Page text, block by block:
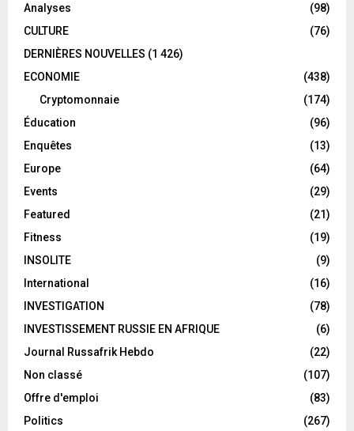
Analyses
(98)
CULTURE
(76)
DERNIÈRES NOUVELLES (1 426)
ECONOMIE
(438)
Cryptomonnaie
(174)
Éducation
(96)
Enquêtes
(13)
Europe
(64)
Events
(29)
Featured
(21)
Fitness
(19)
INSOLITE
(9)
International
(16)
INVESTIGATION
(78)
INVESTISSEMENT RUSSIE EN AFRIQUE
(6)
Journal Russafrik Hebdo
(22)
Non classé
(107)
Offre d'emploi
(83)
Politics
(267)